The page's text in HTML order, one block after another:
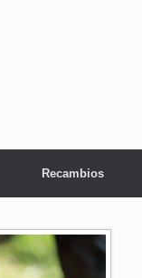
Recambios